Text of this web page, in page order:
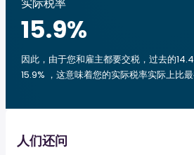
15.9%
因此，由于您和雇主都要交税，过去的
15.9% ，这意味着您的实际税率实际上比最
人们还问